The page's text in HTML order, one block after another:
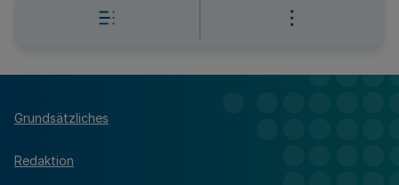
Grundsätzliches
Redaktion